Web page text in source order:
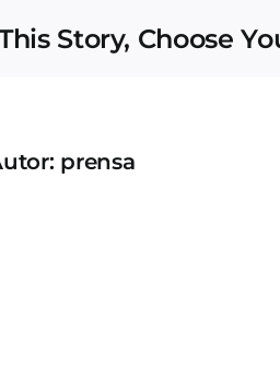
Story, Choose
prensa